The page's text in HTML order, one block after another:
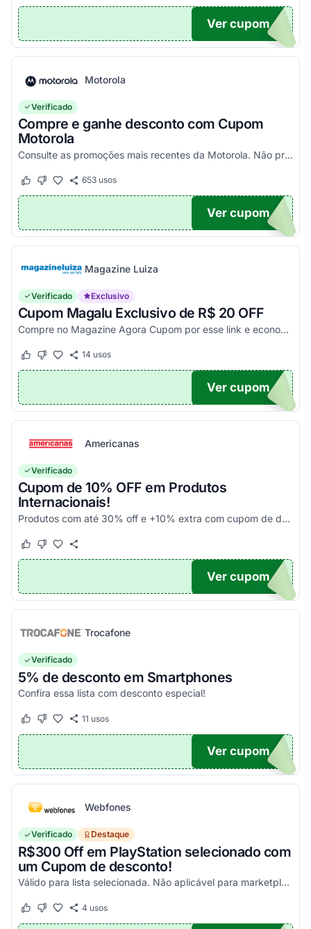
100
Ver cupom
Motorola
Verificado
Compre e ganhe desconto com Cupom
Motorola
Consulte as promoções mais recentes da Motorola. Não precisa de cupom, descontos já aplicados no site.
Este cupom funcionou
Este cupom não funcionou
653usos
TICO
Ver cupom
Magazine Luiza
Verificado Exclusivo
Cupom Magalu Exclusivo de R$ 20 OFF
Compre no Magazine Agora Cupom por esse link e economize R$ 20 na compra de produtos acima de R$ 999 vendidos e entregues por Magazine Luiza. Economize!
Este cupom funcionou
Este cupom não funcionou
14 usos
UPOM
Ver cupom
Americanas
Verificado
Cupom de 10% OFF em Produtos
Internacionais!
Produtos com até 30% off e +10% extra com cupom de desconto em produtos participantes da campanha. Consulte exceções no site. Aplique o código promocional no carrinho e aproveite!
Este cupom funcionou
Este cupom não funcionou
10
Ver cupom
Trocafone
Verificado
5% de desconto em Smartphones
Confira essa lista com desconto especial!
Este cupom funcionou
Este cupom não funcionou
11 usos
OFF
Ver cupom
Webfones
Verificado Destaque
R$300 Off em PlayStation selecionado com
um Cupom de desconto!
Válido para lista selecionada. Não aplicável para marketplace. Aproveite!
Este cupom funcionou
Este cupom não funcionou
4 usos